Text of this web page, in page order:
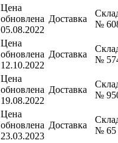
Цена
обновлена
05.08.2022
Доставка
№
Цена
обновлена
12.10.2022
Доставка
№
Цена
обновлена
19.08.2022
Доставка
№
Цена
обновлена
23.03.2023
Доставка
№ 65